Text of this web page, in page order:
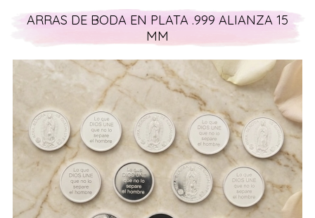
ARRAS DE BODA EN PLATA .999 ALIANZA 15
MM